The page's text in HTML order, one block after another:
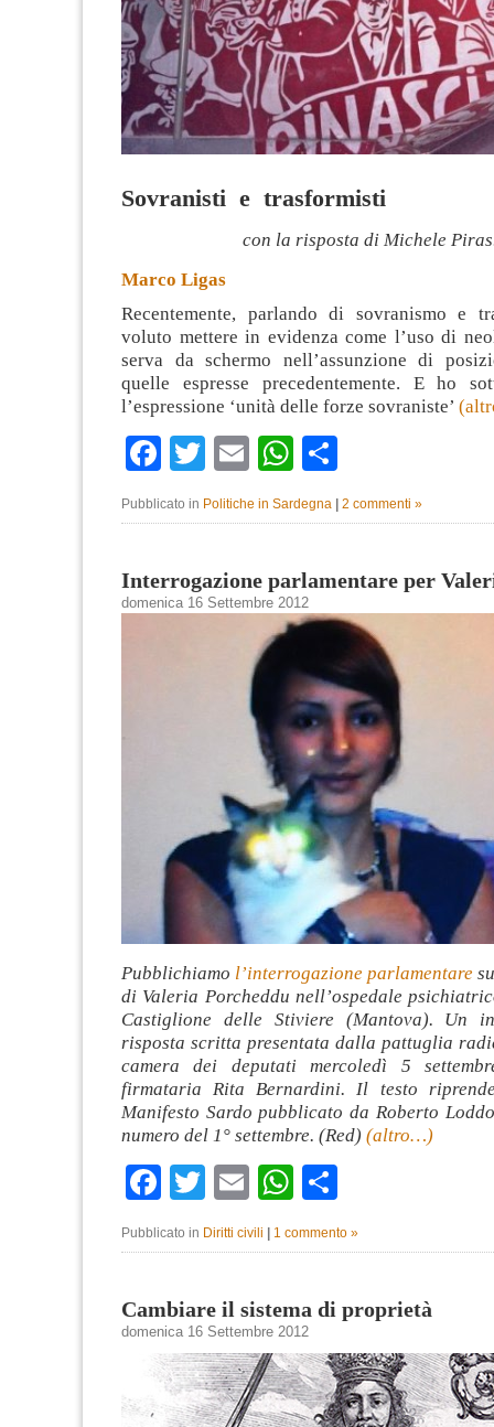
Sovranisti e trasformisti
con la risposta di Michele
Marco Ligas
Recentemente, parlando di sovranismo e
voluto mettere in evidenza come l’uso di
serva da schermo nell’assunzione di
quelle espresse precedentemente. E ho
l’espressione ‘unità delle forze sovraniste’
Facebook
TwitterEmailWhatsApp
Pubblicato in Politiche in Sardegna 2 commenti »
Interrogazione parlamentare per
domenica 16 Settembre 2012
Pubblichiamo l’interrogazione parlamentare
di Valeria Porcheddu nell’ospedale
Castiglione delle Stiviere (Mantova). Un
risposta scritta presentata dalla pattuglia
camera dei deputati mercoledì 5
firmataria Rita Bernardini. Il testo
Manifesto Sardo pubblicato da Roberto
numero del 1° settembre. (Red) (altro…)
Facebook
Twitter
EmailWhatsApp
Pubblicato in Diritti civili | 1 commento »
Cambiare il sistema di proprietà
domenica 16 Settembre 2012